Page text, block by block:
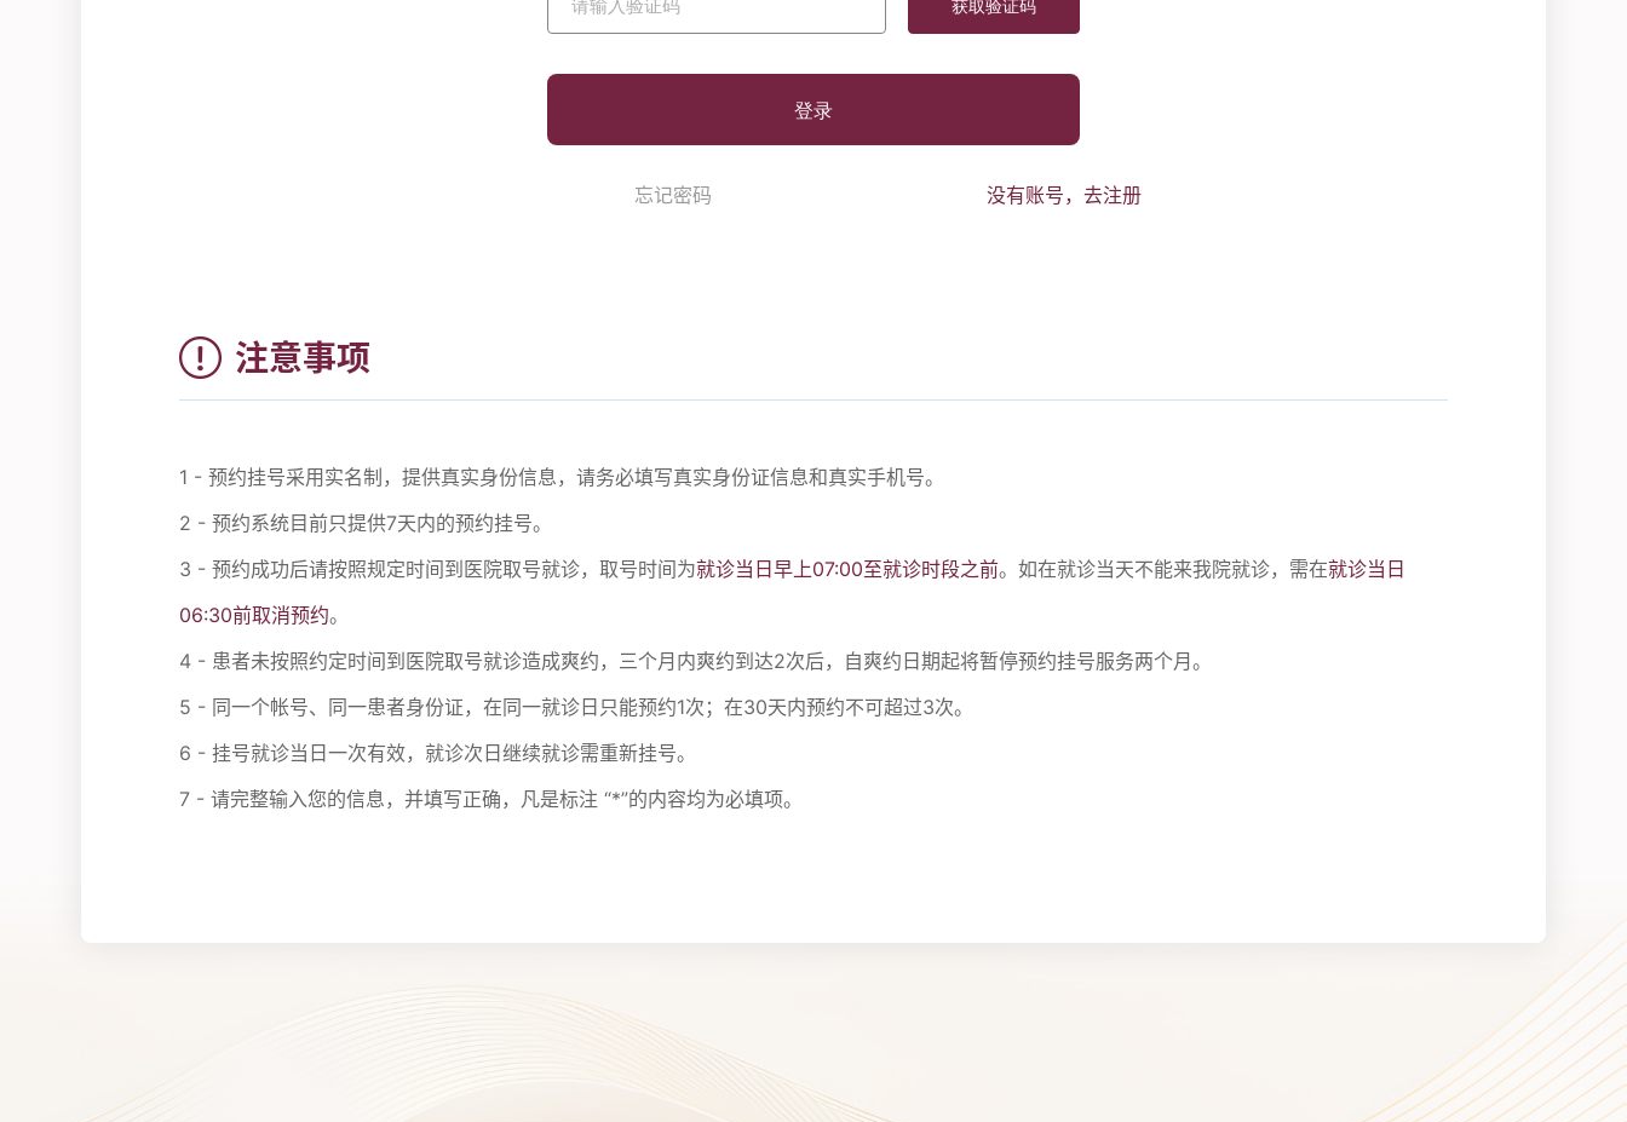
登录
忘记密码 没有账号，去注册
注意事项
1 - 预约挂号采用实名制，提供真实身份信息，请务必填写真实身份证信息和真实手机号。
2 - 预约系统目前只提供7天内的预约挂号。
3 - 预约成功后请按照规定时间到医院取号就诊，取号时间为就诊当日早上07:00至就诊时段之前。如在就诊当天不能来我院就诊，需在就诊当日
06:30前取消预约。
4 - 患者未按照约定时间到医院取号就诊造成爽约，三个月内爽约到达2次后，自爽约日期起将暂停预约挂号服务两个月。
5 - 同一个帐号、同一患者身份证，在同一就诊日只能预约1次；在30天内预约不可超过3次。
6 - 挂号就诊当日一次有效，就诊次日继续就诊需重新挂号。
7 - 请完整输入您的信息，并填写正确，凡是标注 “*”的内容均为必填项。